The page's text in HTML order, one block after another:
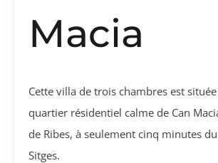
Macia
Cette villa de trois chambres est
quartier résidentiel calme de Can
de Ribes, à seulement cinq minutes
Sitges.